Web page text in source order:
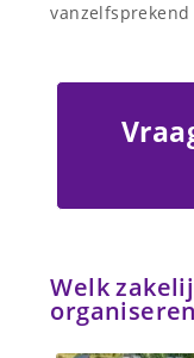
vanzelfsprekend
Welk